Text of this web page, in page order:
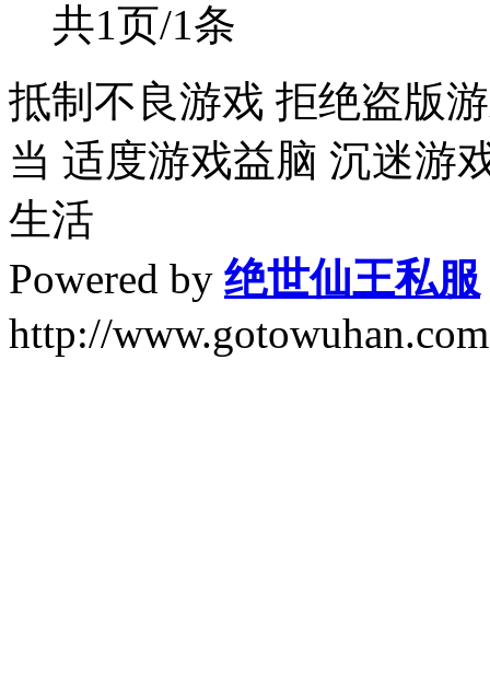
共1页/1条
抵制不良游戏 拒绝盗版
当 适度游戏益脑 沉迷游
生活
Powered by 绝世仙王私服
http://